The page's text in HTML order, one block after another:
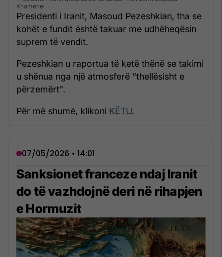
Khamenei
Presidenti i Iranit, Masoud Pezeshkian, tha se
kohët e fundit është takuar me udhëheqësin
suprem të vendit.
Pezeshkian u raportua të ketë thënë se takimi
u shënua nga një atmosferë “thellësisht e
përzemërt".
Për më shumë, klikoni KËTU.
07/05/2026 • 14:01
Sanksionet franceze ndaj Iranit
do të vazhdojnë deri në rihapjen
e Hormuzit